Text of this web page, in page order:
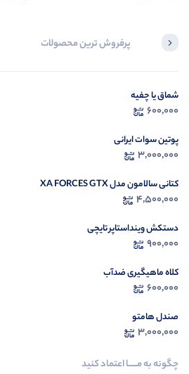
پرفروش ترین محصولات
شماق یا چفیه
600,000
پوتین سوات ایرانی
3,000,000
کتانی سالامون مدل XA FORCES GTX
4,500,000
دستکش وینداستاپر تایچی
900,000
کلاه ماهیگیری ضدآب
600,000
صندل هامتو
3,000,000
چگونه به مــــــا اعتماد کنید